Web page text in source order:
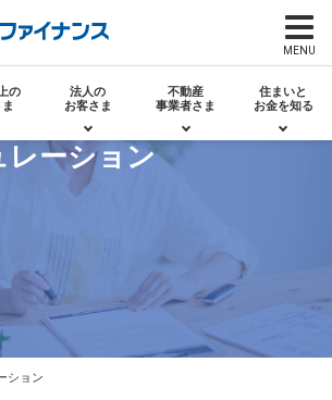
の
法人の
お客さま
不動産
事業者さま
住まいと
お金を知る
レーション
ション